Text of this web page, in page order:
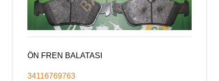
ÖN FREN BALATASI
34116769763